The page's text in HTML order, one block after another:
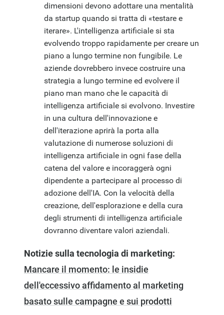
dimensioni devono adottare una mentalità
da startup quando si tratta di «testare e
iterare». L'intelligenza artificiale si sta
evolvendo troppo rapidamente per creare un
piano a lungo termine non fungibile. Le
aziende dovrebbero invece costruire una
strategia a lungo termine ed evolvere il
piano man mano che le capacità di
intelligenza artificiale si evolvono. Investire
in una cultura dell'innovazione e
dell'iterazione aprirà la porta alla
valutazione di numerose soluzioni di
intelligenza artificiale in ogni fase della
catena del valore e incoraggerà ogni
dipendente a partecipare al processo di
adozione dell'IA. Con la velocità della
creazione, dell'esplorazione e della cura
degli strumenti di intelligenza artificiale
dovranno diventare valori aziendali.
Notizie sulla tecnologia di marketing:
Mancare il momento: le insidie
dell'eccessivo affidamento al marketing
basato sulle campagne e sui prodotti